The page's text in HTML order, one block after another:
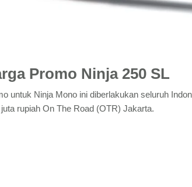
Promo Ninja 250 SL
untuk Ninja Mono ini diberlakukan seluruh
juta rupiah On The Road (OTR) Jakarta.